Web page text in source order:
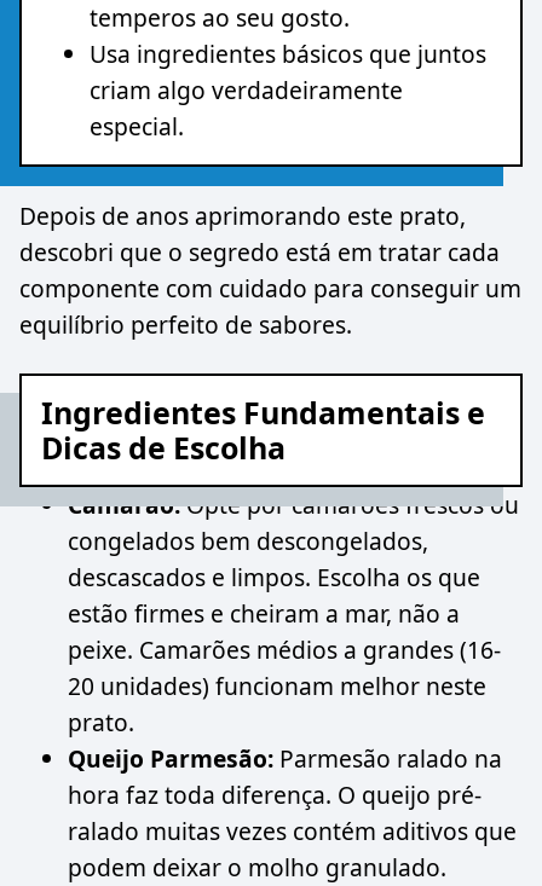
temperos ao seu gosto.
Usa ingredientes básicos que juntos
criam algo verdadeiramente
especial.
Depois de anos aprimorando este prato,
descobri que o segredo está em tratar cada
componente com cuidado para conseguir um
equilíbrio perfeito de sabores.
Ingredientes Fundamentais e
Dicas de Escolha
Camarão:Opte por camarões frescos ou
congelados bem descongelados,
descascados e limpos. Escolha os que
estão firmes e cheiram a mar, não a
peixe. Camarões médios a grandes (16-
20 unidades) funcionam melhor neste
prato.
Queijo Parmesão: Parmesão ralado na
hora faz toda diferença. O queijo pré-
ralado muitas vezes contém aditivos que
podem deixar o molho granulado.